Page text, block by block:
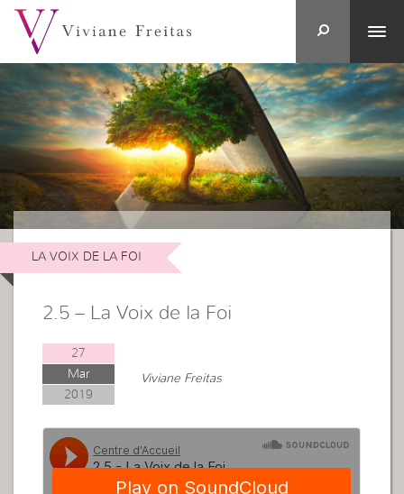
LA VOIX DE LA FOI
2.5 – La Voix de la Foi
27
Mar
2019
Viviane Freitas